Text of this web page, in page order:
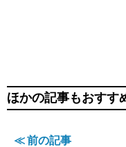
ほかの記事もおすす
≪ 前の記事